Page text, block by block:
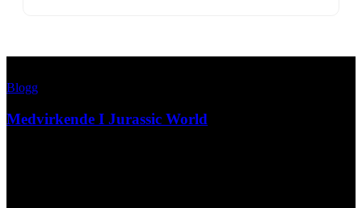
Blogg
Medvirkende I Jurassic World